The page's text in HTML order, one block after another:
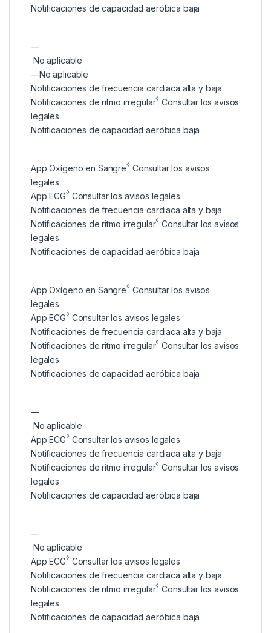
Notificaciones de capacidad aeróbica baja
—
No aplicable
—No aplicable
Notificaciones de frecuencia cardiaca alta y baja
Notificaciones de ritmo irregular◊ Consultar los avisos
legales
Notificaciones de capacidad aeróbica baja
App Oxígeno en Sangre◊Consultar los avisos
legales
App ECG◊Consultar los avisos legales
Notificaciones de frecuencia cardiaca alta y baja
Notificaciones de ritmo irregular◊ Consultar los avisos
legales
Notificaciones de capacidad aeróbica baja
App Oxígeno en Sangre◊Consultar los avisos
legales
App ECG◊Consultar los avisos legales
Notificaciones de frecuencia cardiaca alta y baja
Notificaciones de ritmo irregular◊ Consultar los avisos
legales
Notificaciones de capacidad aeróbica baja
—
No aplicable
App ECG◊Consultar los avisos legales
Notificaciones de frecuencia cardiaca alta y baja
Notificaciones de ritmo irregular◊ Consultar los avisos
legales
Notificaciones de capacidad aeróbica baja
—
No aplicable
App ECG◊Consultar los avisos legales
Notificaciones de frecuencia cardiaca alta y baja
Notificaciones de ritmo irregular◊ Consultar los avisos
legales
Notificaciones de capacidad aeróbica baja